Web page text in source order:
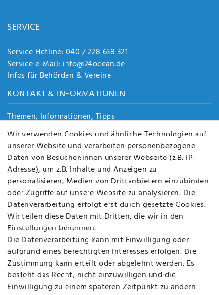
SERVICE
Service Hotline: 040 / 228 638 321
Service e-Mail: info@24ocean.de
Infos für Behörden & Vereine
KONTAKT & INFORMATIONEN
Themen, Informationen, Tipps
Jobs
Über uns
Kontakt
Datenschutz
AGB
FAQ
Batterieentsorgung
Altölverordnung
Impressum
BEQUEM UND SICHER BEZAHLEN MIT
Wir verwenden Cookies und ähnliche Technologien auf
unserer Website und verarbeiten personenbezogene
Daten von Besucher:innen unserer Webseite (z.B. IP-
Adresse), um z.B. Inhalte und Anzeigen zu
personalisieren, Medien von Drittanbietern einzubinden
oder Zugriffe auf unsere Website zu analysieren. Die
Datenverarbeitung erfolgt erst durch gesetzte Cookies.
Wir teilen diese Daten mit Dritten, die wir in den
Einstellungen benennen.
Die Datenverarbeitung kann mit Einwilligung oder
aufgrund eines berechtigten Interesses erfolgen. Die
Zustimmung kann erteilt oder abgelehnt werden. Es
besteht das Recht, nicht einzuwilligen und die
Einwilligung zu einem späteren Zeitpunkt zu ändern